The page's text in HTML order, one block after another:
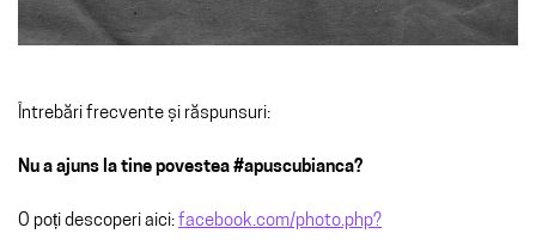
Întrebări frecvente și răspunsuri:
Nu a ajuns la tine povestea #apuscubianca?
O poți descoperi aici: facebook.com/photo.php?